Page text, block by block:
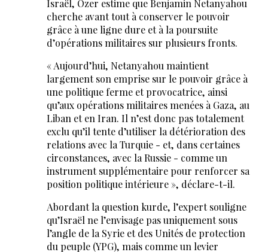
Israël, Özer estime que Benjamin Netanyahou
cherche avant tout à conserver le pouvoir
grâce à une ligne dure et à la poursuite
d’opérations militaires sur plusieurs fronts.
« Aujourd’hui, Netanyahou maintient
largement son emprise sur le pouvoir grâce à
une politique ferme et provocatrice, ainsi
qu’aux opérations militaires menées à Gaza, au
Liban et en Iran. Il n’est donc pas totalement
exclu qu’il tente d’utiliser la détérioration des
relations avec la Turquie - et, dans certaines
circonstances, avec la Russie - comme un
instrument supplémentaire pour renforcer sa
position politique intérieure », déclare-t-il.
Abordant la question kurde, l’expert souligne
qu’Israël ne l’envisage pas uniquement sous
l’angle de la Syrie et des Unités de protection
du peuple (YPG), mais comme un levier